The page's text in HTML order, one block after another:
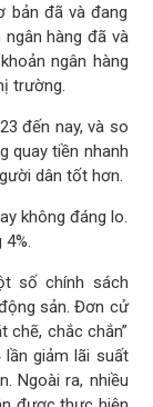
bản đã và đang
hàng đã và
ngân hàng
trường.
đến nay, và so
quay tiền nhanh
dân tốt hơn.
không đáng lo.
số chính sách
sản. Đơn cử
chẽ, chắc chắn”
lần giảm lãi suất
Ngoài ra, nhiều